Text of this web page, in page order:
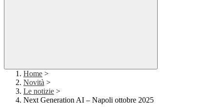
Home >
Novità >
Le notizie >
Next Generation AI – Napoli ottobre 2025